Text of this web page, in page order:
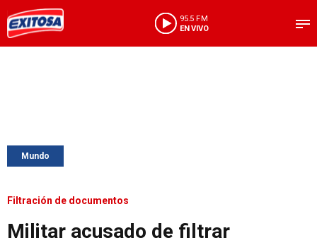
95.5 FM
EN VIVO
Mundo
Filtración de documentos
Militar acusado de filtrar